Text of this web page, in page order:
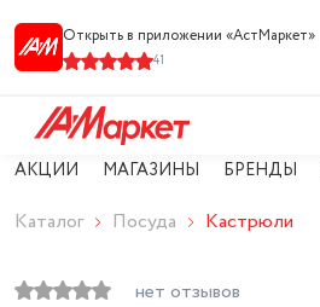
Открыть в приложении «АстМарке‪т‬»
41
АКЦИИ МАГАЗИНЫ БРЕНДЫ
Каталог Посуда Кастрюли
нет отзывов